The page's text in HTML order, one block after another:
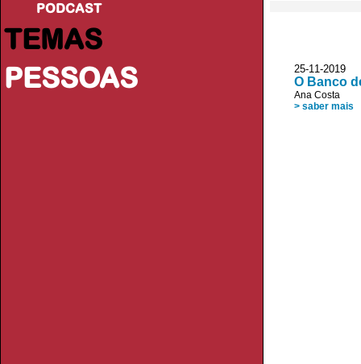
PODCAST
TEMAS
PESSOAS
25-11-
O Banco
Ana Costa
> saber mais